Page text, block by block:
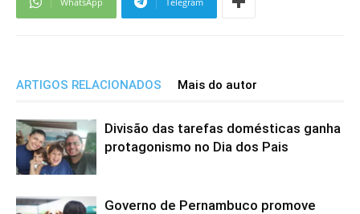
ARTIGOS RELACIONADOS Mais do autor
Divisão das tarefas domésticas ganha
protagonismo no Dia dos Pais
Governo de Pernambuco promove